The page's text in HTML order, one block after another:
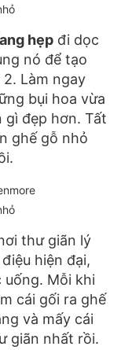
hẹp đi dọc
nó để tạo
Làm ngay
bụi hoa vừa
gì đẹp hơn. Tất
ghế gỗ nhỏ
thư giãn lý
hiện đại,
uống. Mỗi khi
cái gối ra ghế
và mấy cái
giãn nhất rồi.